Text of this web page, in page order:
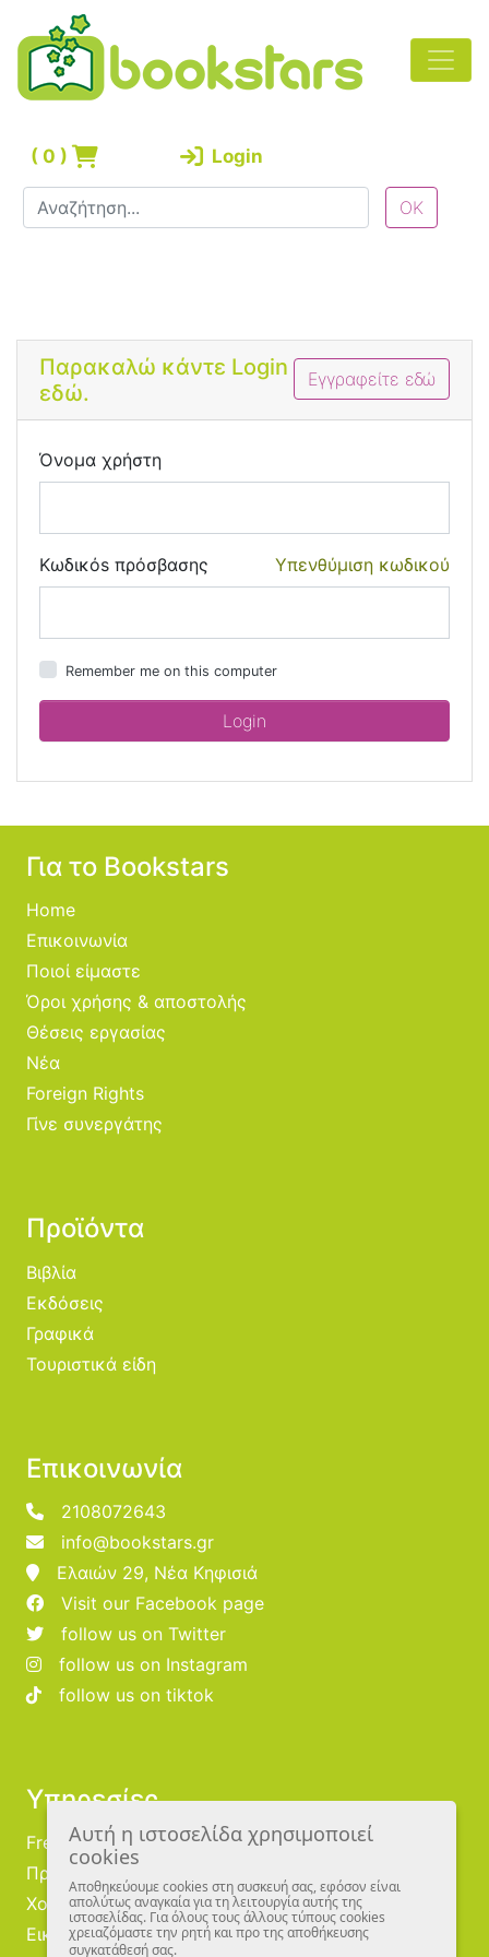
( 0 ) Login
Εγγραφείτε εδώ
Παρακαλώ κάντε Login
εδώ.
Όνομα χρήστη
Υπενθύμιση κωδικού
Κωδικόs πρόσβασης
Remember me on this computer
Για το Bookstars
Home
Επικοινωνία
Ποιοί είμαστε
Όροι χρήσης & αποστολής
Θέσεις εργασίας
Νέα
Foreign Rights
Γίνε συνεργάτης
Προϊόντα
Βιβλία
Εκδόσεις
Γραφικά
Τουριστικά είδη
Επικοινωνία
2108072643
info@bookstars.gr
Ελαιών 29, Νέα Κηφισιά
Visit our Facebook page
follow us on Twitter
follow us on Instagram
follow us on tiktok
Υπηρεσίες
Free Publishing
Προμηθευτές
Χονδρική
Εικονογράφοι
Αυτή η ιστοσελίδα χρησιμοποιεί
cookies
Αποθηκεύουμε cookies στη συσκευή σας, εφόσον είναι
απολύτως αναγκαία για τη λειτουργία αυτής της
ιστοσελίδας. Για όλους τους άλλους τύπους cookies
χρειαζόμαστε την ρητή και προ της αποθήκευσης
συγκατάθεσή σας.